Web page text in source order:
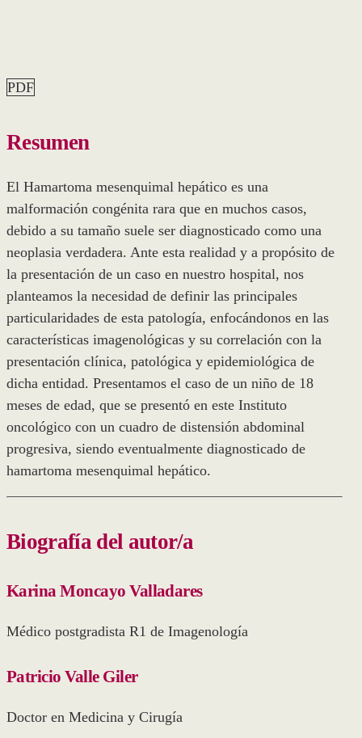
PDF
Resumen
El Hamartoma mesenquimal hepático es una
malformación congénita rara que en muchos casos,
debido a su tamaño suele ser diagnosticado como una
neoplasia verdadera. Ante esta realidad y a propósito de
la presentación de un caso en nuestro hospital, nos
planteamos la necesidad de definir las principales
particularidades de esta patología, enfocándonos en las
características imagenológicas y su correlación con la
presentación clínica, patológica y epidemiológica de
dicha entidad. Presentamos el caso de un niño de 18
meses de edad, que se presentó en este Instituto
oncológico con un cuadro de distensión abdominal
progresiva, siendo eventualmente diagnosticado de
hamartoma mesenquimal hepático.
Biografía del autor/a
Karina Moncayo Valladares
Médico postgradista R1 de Imagenología
Patricio Valle Giler
Doctor en Medicina y Cirugía